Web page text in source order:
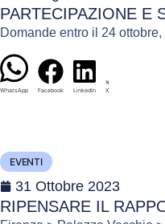
PARTECIPAZIONE E
Domande entro il 24
WhatsApp Facebook LinkedIn X
EVENTI
31 Ottobre 2023
RIPENSARE IL